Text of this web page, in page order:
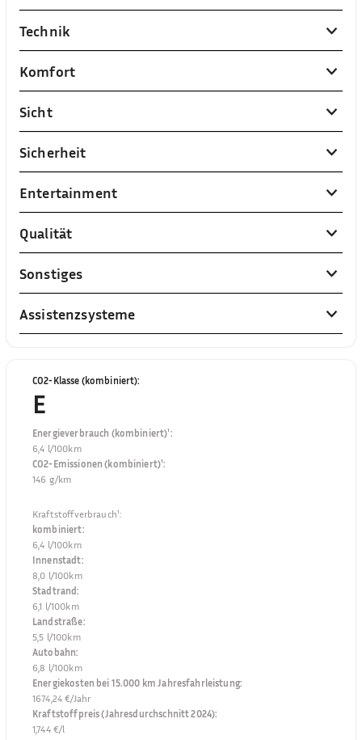
Technik
Komfort
Sicht
Sicherheit
Entertainment
Qualität
Sonstiges
Assistenzsysteme
CO2-Klasse (kombiniert):
E
Energieverbrauch (kombiniert)¹:
6,4 l/100km
CO2-Emissionen (kombiniert)¹:
146 g/km
Kraftstoffverbrauch¹:
kombiniert:
6,4 l/100km
Innenstadt:
8,0 l/100km
Stadtrand:
6,1 l/100km
Landstraße:
5,5 l/100km
Autobahn:
6,8 l/100km
Energiekosten bei 15.000 km Jahresfahrleistung:
1674,24 €/Jahr
Kraftstoffpreis (Jahresdurchschnitt 2024):
1,744 €/l